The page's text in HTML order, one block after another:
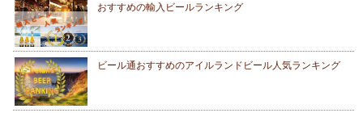
おすすめの輸入ビールランキング
ビール通おすすめのアイルランドビール人気ランキング